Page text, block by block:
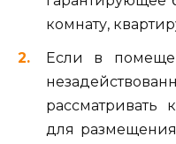
комнату,
Если в
рассматривать
для